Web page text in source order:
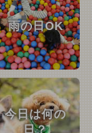
雨の日OK
今日は何の
日？